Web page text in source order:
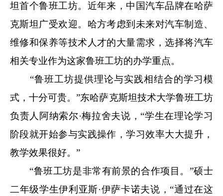
坦首个鲁班工坊。近年来，中国汽车品牌在哈萨
克斯坦广受欢迎。哈方考虑到未来对汽车制造、
维修和保养等技术人才的大量需求，选择将汽车
相关专业作为这家鲁班工坊的办学重点。
“鲁班工坊提供理论与实践相结合的学习模
式，十分可贵。”东哈萨克斯坦技术大学鲁班工坊
负责人阿纳索尔·梅拉舍夫说，“学生在理论学习
阶段就开始参与实践操作，学习效率大大提升，
教学效果很好。”
“鲁班工坊是非常有前景的合作项目。”硕士
二年级学生伊利亚斯·伊萨卡诺夫说，“通过在这